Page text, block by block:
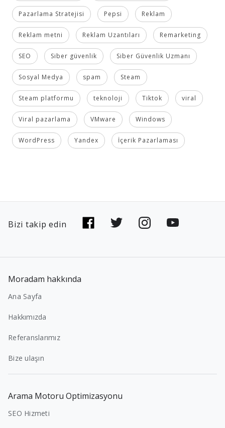
Pazarlama Stratejisi Pepsi Reklam
Reklam metni Reklam Uzantıları Remarketing
SEO Siber güvenlik Siber Güvenlik Uzmanı
Sosyal Medya spam Steam
Steam platformu teknoloji Tiktok viral
Viral pazarlama VMware Windows
WordPress Yandex İçerik Pazarlaması
Bizi takip edin
Moradam hakkında
Ana Sayfa
Hakkımızda
Referanslarımız
Bize ulaşın
Arama Motoru Optimizasyonu
SEO Hizmeti